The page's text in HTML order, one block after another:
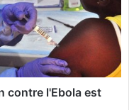
contre l'Ebola est